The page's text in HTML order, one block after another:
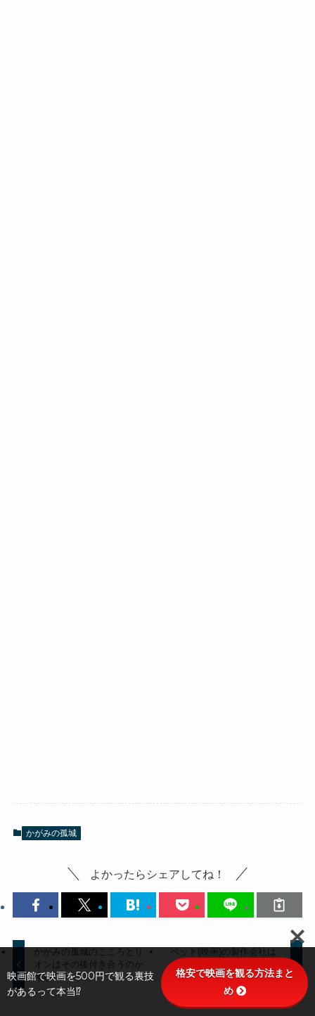
かがみの孤城
よかったらシェアしてね！
かがみの孤城のこころとリ
オンはその後付き合うのか
考察!
ペット(映画)の製作会社は
ディズニーじゃない!違い
は何?
映画館で映画を500円で観る裏技
があるって本当⁉
格安で映画を観る方法まと
め